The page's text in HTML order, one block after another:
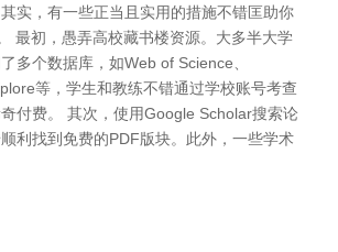
实，有一些正当且实用的措施不错匡助你
最初，愚弄高校藏书楼资源。大多半大学
多个数据库，如Web of Science、
等，学生和教练不错通过学校账号考查
付费。 其次，使用Google Scholar搜索论
利找到免费的PDF版块。此外，一些学术